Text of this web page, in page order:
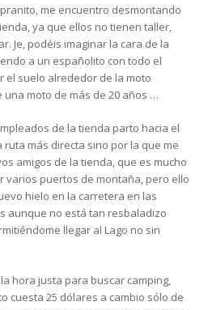
me encuentro desmontando
ya que ellos no tienen taller,
Je, podéis imaginar la cara de la
a un españolito con todo el
el suelo alrededor de la moto
moto de más de 20 años …
de la tienda parto hacia el
ruta más directa sino por la que me
amigos de la tienda, que es mucho
varios puertos de montaña, pero ello
hielo en la carretera en las
aunque no está tan resbaladizo
llegar al Lago no sin
hora justa para buscar camping,
cuesta 25 dólares a cambio sólo de